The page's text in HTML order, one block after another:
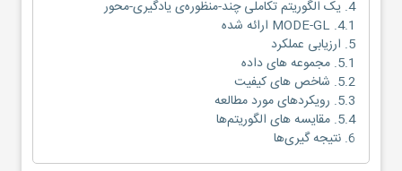
4. یک الگوریتم تکاملی چند-منظوره‌ی یادگیری-محور
4.1. MODE-GL ارائه شده
5. ارزیابی عملکرد
5.1. مجموعه های داده
5.2. شاخص های کیفیت
5.3. رویکردهای مورد مطالعه
5.4. مقایسه های الگوریتم‌ها
6. نتیجه گیری‌ها